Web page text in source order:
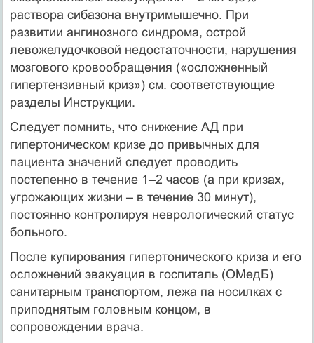
раствора сибазона внутримышечно. При
развитии ангинозного синдрома, острой
левожелудочковой недостаточности, нарушения
мозгового кровообращения («осложненный
гипертензивный криз») см. соответствующие
разделы Инструкции.
Следует помнить, что снижение АД при
гипертоническом кризе до привычных для
пациента значений следует проводить
постепенно в течение 1–2 часов (а при кризах,
угрожающих жизни – в течение 30 минут),
постоянно контролируя неврологический статус
больного.
После купирования гипертонического криза и его
осложнений эвакуация в госпиталь (ОМедБ)
санитарным транспортом, лежа па носилках с
приподнятым головным концом, в
сопровождении врача.